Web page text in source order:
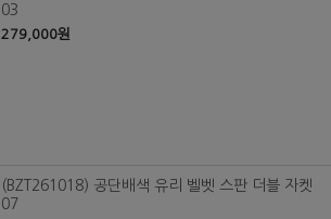
03
279,000원
(BZT261018) 공단배색 유리 벨벳 스판 더블 자켓
07